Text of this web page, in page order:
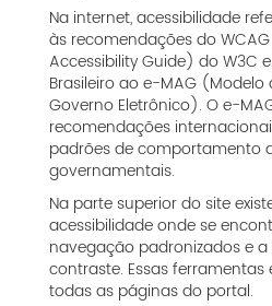
Na internet, acessibilidade
às recomendações do
Accessibility Guide) do W3C
Brasileiro ao e-MAG (Modelo
Governo Eletrônico). O e-
recomendações
padrões de comportamento
governamentais.
Na parte superior do site
acessibilidade onde se
navegação padronizados e
contraste. Essas
todas as páginas do portal.